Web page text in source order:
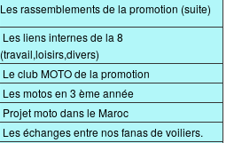
Les rassemblements de la promotion (suite)
Les liens internes de la 8
(travail,loisirs,divers)
Le club MOTO de la promotion
Les motos en 3 ème année
Projet moto dans le Maroc
Les échanges entre nos fanas de voiliers.